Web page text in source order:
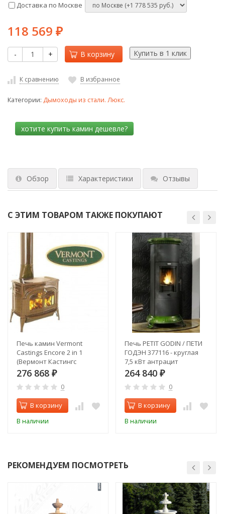
Доставка по Москве
118 569 ₽
- + В корзину
К сравнению В избранное
Категории: Дымоходы из стали. Люкс.
Обзор Характеристики Отзывы
С ЭТИМ ТОВАРОМ ТАКЖЕ ПОКУПАЮТ
Печь камин Vermont
Castings Encore 2 in 1
(Вермонт Кастингс
Енкоре)
276 868 ₽
0
В корзину
В наличии
Печь PETIT GODIN / ПЕТИ
ГОДЭН 377116 - круглая
7,5 кВт антрацит
264 840 ₽
0
В корзину
В наличии
РЕКОМЕНДУЕМ ПОСМОТРЕТЬ